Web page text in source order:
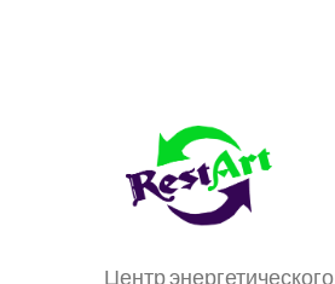
Центр энергетического